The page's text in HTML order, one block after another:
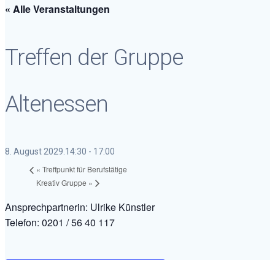
« Alle Veranstaltungen
Treffen der Gruppe
Altenessen
8. August 2029.14:30 - 17:00
« Treffpunkt für Berufstätige
Kreativ Gruppe »
Ansprechpartnerin: Ulrike Künstler
Telefon: 0201 / 56 40 117